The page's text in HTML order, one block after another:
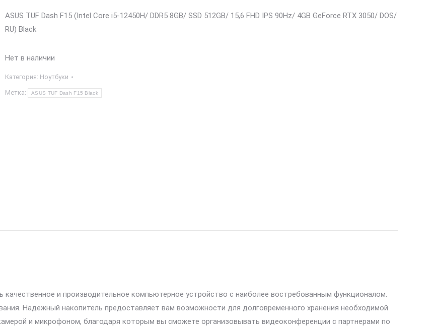
ASUS TUF Dash F15 (Intel Core i5-12450H/ DDR5 8GB/ SSD 512GB/ 15,6 FHD IPS 90Hz/ 4GB GeForce RTX 3050/ DOS/
RU) Black
Нет в наличии
Категория: Ноутбуки
Метка: ASUS TUF Dash F15 Black
качественное и производительное компьютерное устройство с наиболее востребованным функционалом.
Надежный накопитель предоставляет вам возможности для долговременного хранения необходимой
и микрофоном, благодаря которым вы сможете организовывать видеоконференции с партнерами по